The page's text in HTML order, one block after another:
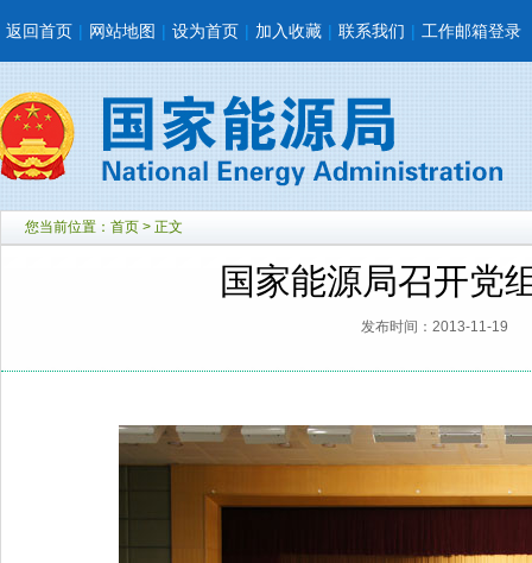
返回首页 | 网站地图 | 设为首页 | 加入收藏 | 联系我们 | 工作邮箱登录
您当前位置： 首页 > 正文
国家能源局召开党
发布时间：2013-11-19